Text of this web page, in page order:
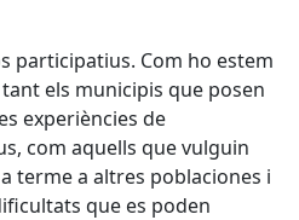
participatius. Com ho estem
els municipis que posen
experiències de
com aquells que vulguin
terme a altres poblaciones i
que es poden